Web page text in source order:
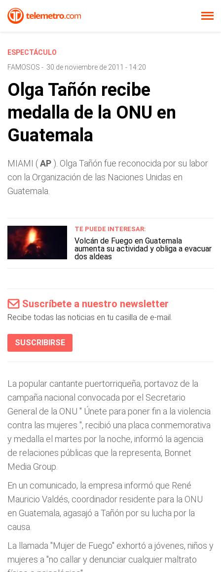
ESPECTÁCULO
FAMOSOS - 30 de noviembre de 2011 - 14:20
Olga Tañón recibe
medalla de la ONU en
Guatemala
MIAMI (AP ). Olga Tañón fue reconocida por su labor
con la Organización de las Naciones Unidas en
Guatemala.
TE PUEDE INTERESAR:
Volcán de Fuego en Guatemala
aumenta su actividad y obliga a evacuar
dos aldeas
Suscríbete a nuestro newsletter
Recibe todas las noticias en tu casilla de e-mail.
SUSCRIBIRSE
La popular cantante puertorriqueña, portavoz de la
campaña nacional convocada por el Secretario
General de la ONU " Únete para poner fin a la violencia
contra las mujeres ", recibió una placa conmemorativa
y medalla el martes por la noche, informó la agencia
de relaciones públicas que la representa, Bonnet
Media Group.
En un comunicado, la empresa informó que René
Mauricio Valdés, coordinador residente para la ONU
en Guatemala, agasajó a Tañón por su lucha por la
causa.
La llamada "Mujer de Fuego" exhortó a jóvenes, niños y
mujeres a "no callar y denunciar cualquier maltrato